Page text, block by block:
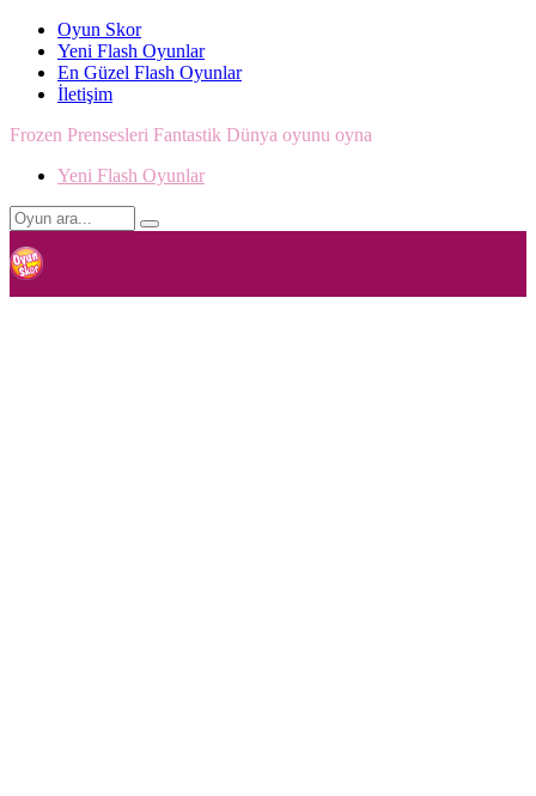
Oyun Skor
Yeni Flash Oyunlar
En Güzel Flash Oyunlar
İletişim
Frozen Prensesleri Fantastik Dünya oyunu oyna
Yeni Flash Oyunlar